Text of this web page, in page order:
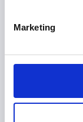
Marketing
Marketing e
Media e
Mobile e